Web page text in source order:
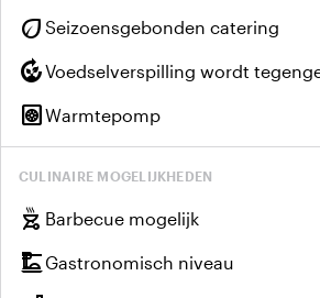
eco Seizoensgebonden catering
compostVoedselverspilling wordt
heat_pumpWarmtepomp
CULINAIRE MOGELIJKHEDEN
outdoor_grill Barbecue mogelijk
dinner_diningGastronomisch niveau